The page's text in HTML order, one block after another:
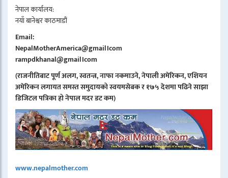
नेपाल कार्यालय:
नयाँ बानेश्वर काठमाडौं
Email:
NepalMotherAmerica@gmail।com
rampdkhanal@gmail।com
(राजनीतिबाट पूर्ण अलग, स्वतन्त्र, नाफा नकमाउने, नेपाली अमेरिकन, एशियन
अमेरिकन लगायत समस्त समुदायको स्वयमसेबक र १७५ देशमा पढिने साझा
डिजिटल पत्रिका हो नेपाल मदर डट कम)
www.nepalmother.com